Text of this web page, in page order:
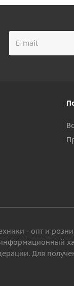
- опт и
Для